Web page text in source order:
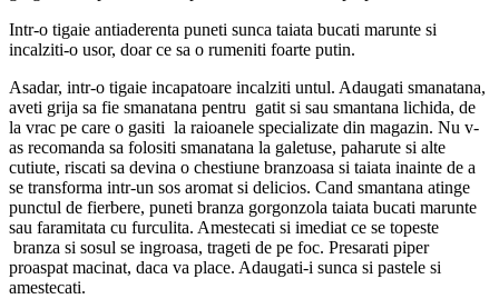
Intr-o tigaie antiaderenta puneti sunca taiata bucati marunte si
incalziti-o usor, doar ce sa o rumeniti foarte putin.
Asadar, intr-o tigaie incapatoare incalziti untul. Adaugati smanatana,
aveti grija sa fie smanatana pentru gatit si sau smantana lichida, de
la vrac pe care o gasiti la raioanele specializate din magazin. Nu v-
as recomanda sa folositi smanatana la galetuse, paharute si alte
cutiute, riscati sa devina o chestiune branzoasa si taiata inainte de a
se transforma intr-un sos aromat si delicios. Cand smantana atinge
punctul de fierbere, puneti branza gorgonzola taiata bucati marunte
sau faramitata cu furculita. Amestecati si imediat ce se topeste
branza si sosul se ingroasa, trageti de pe foc. Presarati piper
proaspat macinat, daca va place. Adaugati-i sunca si pastele si
amestecati.